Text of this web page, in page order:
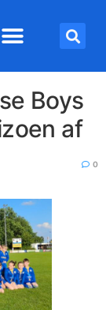
Boys
af
0